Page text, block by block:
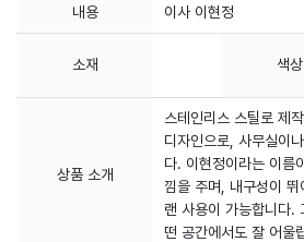
내용 이사 이현정
소재 색상
상품 소개
스테인리스 스틸로 제
디자인으로, 사무실이
다. 이현정이라는 이름
낌을 주며, 내구성이
랜 사용이 가능합니다.
떤 공간에서도 잘 어울